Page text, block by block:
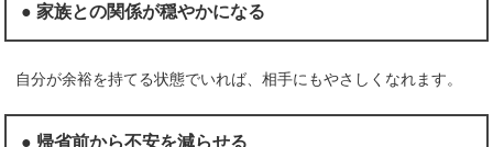
● 家族との関係が穏やかになる
自分が余裕を持てる状態でいれば、相手にもやさしくなれます。
● 帰省前から不安を減らせる